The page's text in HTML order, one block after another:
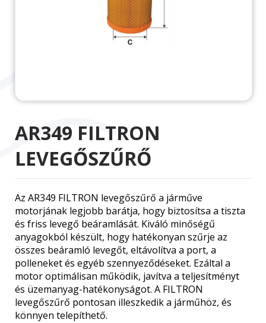
AR349 FILTRON
LEVEGŐSZŰRŐ
Az AR349 FILTRON levegőszűrő a járműve
motorjának legjobb barátja, hogy biztosítsa a tiszta
és friss levegő beáramlását. Kiváló minőségű
anyagokból készült, hogy hatékonyan szűrje az
összes beáramló levegőt, eltávolítva a port, a
polleneket és egyéb szennyeződéseket. Ezáltal a
motor optimálisan működik, javítva a teljesítményt
és üzemanyag-hatékonyságot. A FILTRON
levegőszűrő pontosan illeszkedik a járműhöz, és
könnyen telepíthető.